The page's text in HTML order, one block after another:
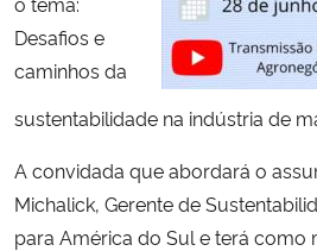
Gabinete de Segurança Institucional
Advocacia-Geral da União
Planalto
Desafios e
caminhos da
sustentabilidade na indústria de
A convidada que abordará o
Michalick, Gerente de
para América do Sul e terá como